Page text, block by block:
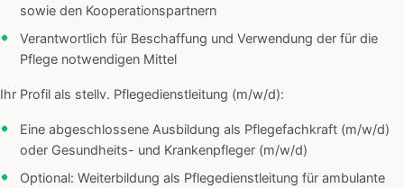
sowie den Kooperationspartnern
Verantwortlich für Beschaffung und Verwendung der für die
Pflege notwendigen Mittel
Ihr Profil als stellv. Pflegedienstleitung (m/w/d):
Eine abgeschlossene Ausbildung als Pflegefachkraft (m/w/d)
oder Gesundheits- und Krankenpfleger (m/w/d)
Optional: Weiterbildung als Pflegedienstleitung für ambulante